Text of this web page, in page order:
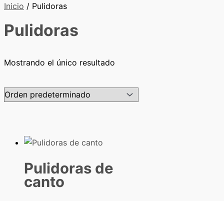
Inicio / Pulidoras
Pulidoras
Mostrando el único resultado
Pulidoras de
canto